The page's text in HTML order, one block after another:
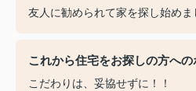
友人に勧められて家を探し始めま
これから住宅をお探しの方への
こだわりは、妥協せずに！！